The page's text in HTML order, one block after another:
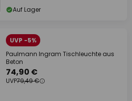
Auf Lager
UVP -5%
Paulmann Ingram Tischleuchte aus
Beton
74,90 €
UVP79,49 €